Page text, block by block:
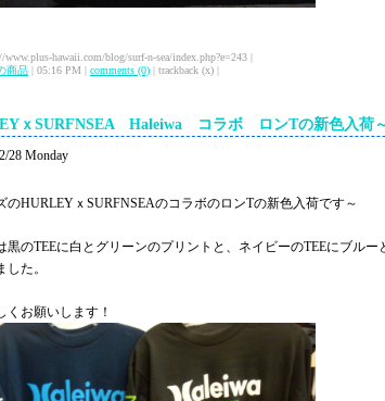
www.plus-hawaii.com/blog/surf-n-sea/index.php?e=243 |
商品 | 05:16 PM | comments (0) | trackback (x) |
ｘSURFNSEA Haleiwa コラボ ロンTの新色入荷
28 Monday
のHURLEYｘSURFNSEAのコラボのロンTの新色入荷です～
黒のTEEに白とグリーンのプリントと、ネイビーのTEEにブルー
した。
くお願いします！